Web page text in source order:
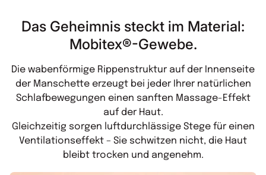
Das Geheimnis steckt im Material:
Mobitex®-Gewebe.
Die wabenförmige Rippenstruktur auf der Innenseite
der Manschette erzeugt bei jeder Ihrer natürlichen
Schlafbewegungen einen sanften Massage-Effekt
auf der Haut.
Gleichzeitig sorgen luftdurchlässige Stege für einen
Ventilationseffekt – Sie schwitzen nicht, die Haut
bleibt trocken und angenehm.